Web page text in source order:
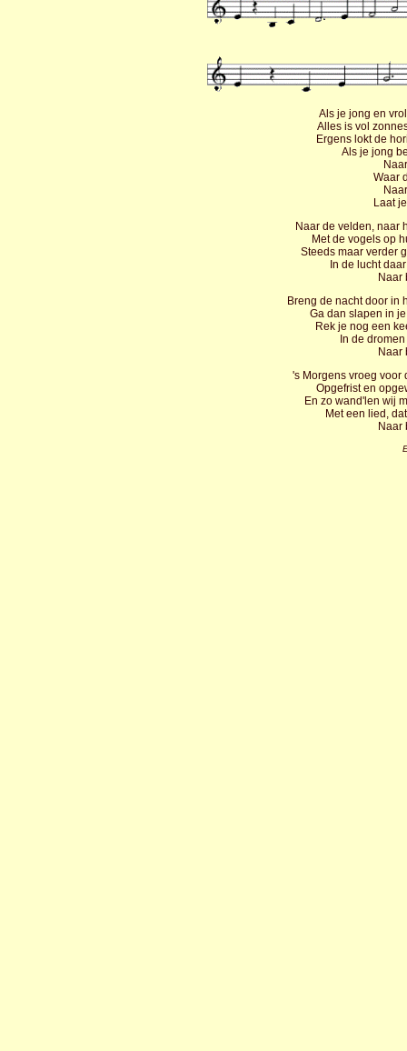
Als je jong en
Alles is vol
Ergens lokt de
Als je jong
Waar
Laat
Naar de velden, naar
Met de vogels op
Steeds maar verder
In de lucht
Naar
Breng de nacht door in
Ga dan slapen in
Rek je nog een
In de
Naar
's Morgens vroeg voor
Opgefrist en
En zo wand'len wij
Met een lied,
Naar